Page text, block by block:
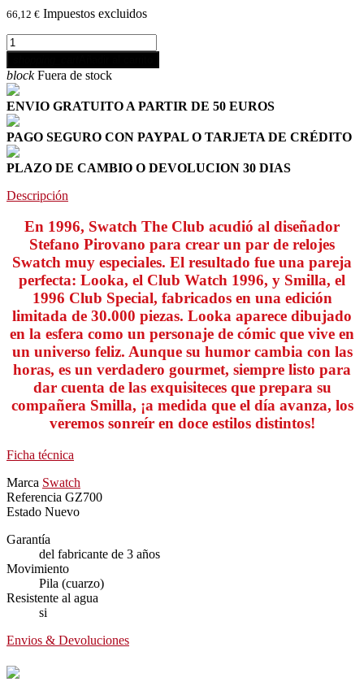
66,12 € Impuestos excluidos
blockFuera de stock
ENVIO GRATUITO A PARTIR DE 50 EUROS
PAGO SEGURO CON PAYPAL O TARJETA DE CRÉDITO
PLAZO DE CAMBIO O DEVOLUCION 30 DIAS
Descripción
En 1996, Swatch The Club acudió al diseñador
Stefano Pirovano para crear un par de relojes
Swatch muy especiales. El resultado fue una pareja
perfecta: Looka, el Club Watch 1996, y Smilla, el
1996 Club Special, fabricados en una edición
limitada de 30.000 piezas. Looka aparece dibujado
en la esfera como un personaje de cómic que vive en
un universo feliz. Aunque su humor cambia con las
horas, es un verdadero gourmet, siempre listo para
dar cuenta de las exquisiteces que prepara su
compañera Smilla, ¡a medida que el día avanza, los
veremos sonreír en doce estilos distintos!
Ficha técnica
Marca Swatch
Referencia GZ700
Estado Nuevo
Garantía
del fabricante de 3 años
Movimiento
Pila (cuarzo)
Resistente al agua
si
Envios & Devoluciones